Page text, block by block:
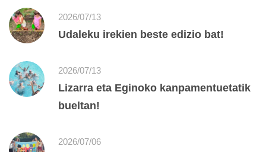
2026/07/13
Udaleku irekien beste edizio bat!
2026/07/13
Lizarra eta Eginoko kanpamentuetatik
bueltan!
2026/07/06